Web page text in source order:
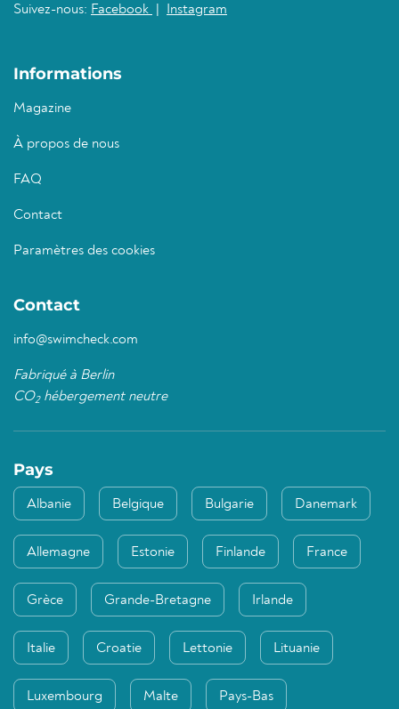
Suivez-nous: Facebook Instagram
Informations
Magazine
À propos de nous
FAQ
Contact
Paramètres des cookies
Contact
info@swimcheck.com
Fabriqué à Berlin
CO2hébergement neutre
Pays
Albanie Belgique Bulgarie Danemark
Allemagne Estonie Finlande France
Grèce Grande-Bretagne Irlande
Italie Croatie Lettonie Lituanie
Luxembourg Malte Pays-Bas